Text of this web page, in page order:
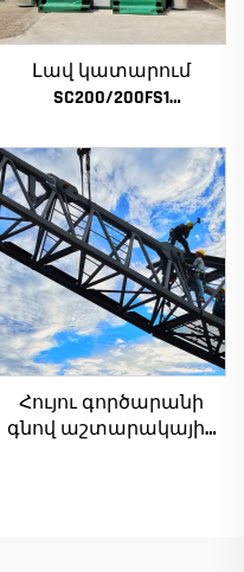
Լավ կատարում
SC200/200FS1
տանիք շենքի
ճակատի և վերելակի
սանդղակի համար
Ալժիրի համար
Հույու գործարանի
գնով աշտարակային